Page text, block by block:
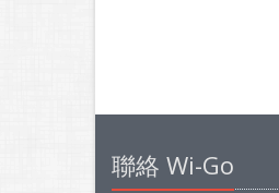
聯絡 Wi-Go